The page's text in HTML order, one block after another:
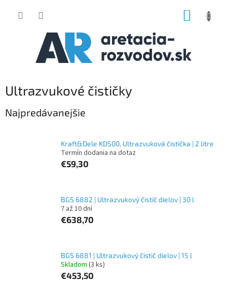
Ultrazvukové čističky
Najpredávanejšie
Kraft&Dele KD500, Ultrazvuková čistička | 2 litre
Termín dodania na dotaz
€59,30
BGS 6882 | Ultrazvukový čistič dielov | 30 l
7 až 10 dní
€638,70
BGS 6881 | Ultrazvukový čistič dielov | 15 l
Skladom (3 ks)
€453,50